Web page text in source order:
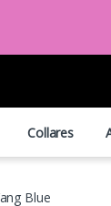
Collares
Blue